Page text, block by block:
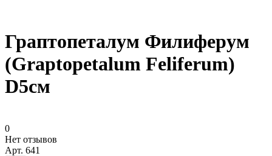
Граптопеталум Филиферум
(Graptopetalum Feliferum)
D5см
0
Нет отзывов
Арт. 641